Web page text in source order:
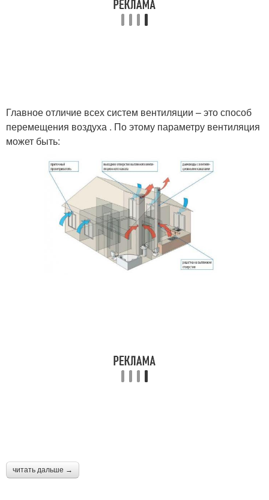
Главное отличие всех систем вентиляции – это способ
перемещения воздуха . По этому параметру вентиляция
может быть:
читать дальше →